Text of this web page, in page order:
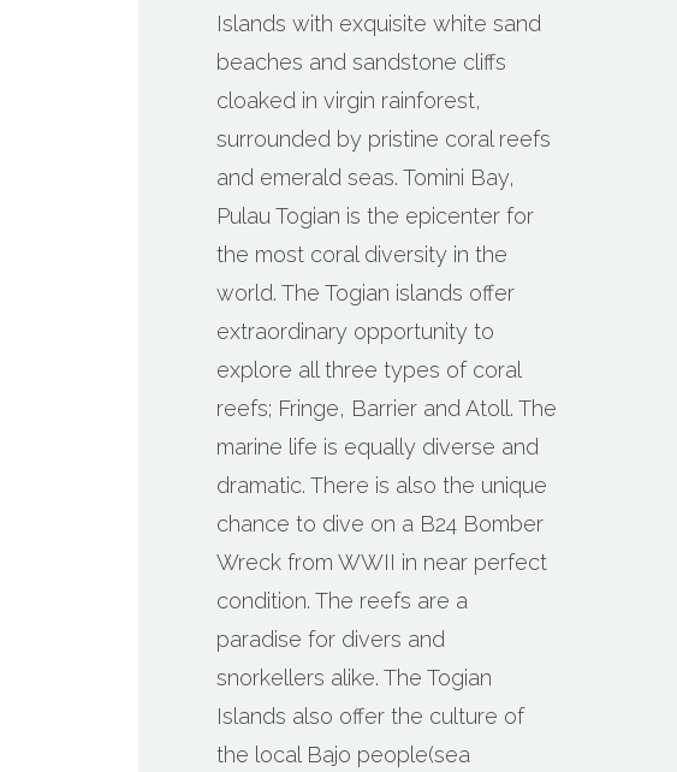
Islands with exquisite white sand
beaches and sandstone cliffs
cloaked in virgin rainforest,
surrounded by pristine coral reefs
and emerald seas. Tomini Bay,
Pulau Togian is the epicenter for
the most coral diversity in the
world. The Togian islands offer
extraordinary opportunity to
explore all three types of coral
reefs; Fringe, Barrier and Atoll. The
marine life is equally diverse and
dramatic. There is also the unique
chance to dive on a B24 Bomber
Wreck from WWII in near perfect
condition. The reefs are a
paradise for divers and
snorkellers alike. The Togian
Islands also offer the culture of
the local Bajo people(sea